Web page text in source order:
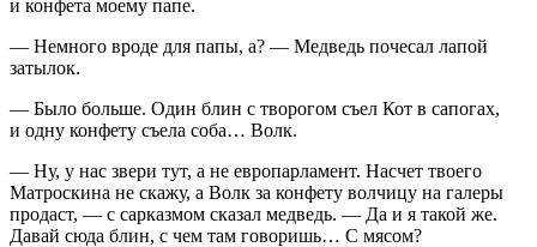
и конфета моему папе.
— Немного вроде для папы, а? — Медведь почесал лапой
затылок.
— Было больше. Один блин с творогом съел Кот в сапогах,
и одну конфету съела соба… Волк.
— Ну, у нас звери тут, а не европарламент. Насчет твоего
Матроскина не скажу, а Волк за конфету волчицу на галеры
продаст, — с сарказмом сказал медведь. — Да и я такой же.
Давай сюда блин, с чем там говоришь… С мясом?